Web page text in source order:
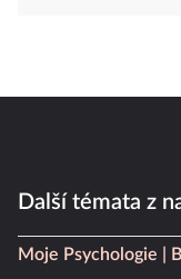
Další témata z
Moje Psychologie